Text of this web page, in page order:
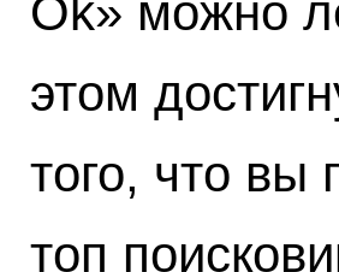
Ok» можно
этом
того, что вы
топ